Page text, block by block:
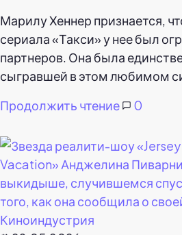
Марилу Хеннер признается,
сериала «Такси» у нее был
партнеров. Она была
сыгравшей в этом любимом
Продолжить чтение
0
Киноиндустрия